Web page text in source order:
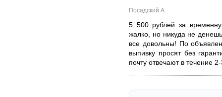
Посадский А.
5 500 рублей за
жалко, но никуда не
все довольны! По
выпивку просят без
почту отвечают в течение